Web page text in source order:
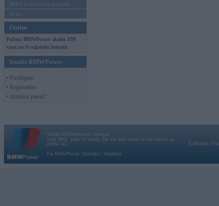
BMW konkurentu jaunumi
Moto
Online
Pašreiz BMWPower skatās 109
viesi un 0 reģistrēti lietotāji.
Ienākt BMWPower
• Pieslēgties
• Reģistrēties
• Aizmirsi paroli?
Vortāls BMWPower.lv darbojas
kopš 2002. gada 14. maija. Tas nav auto klubs un nav saistīts ar
BMW AG.
Par BMWPower
Kontakti Reklāma
Galvena